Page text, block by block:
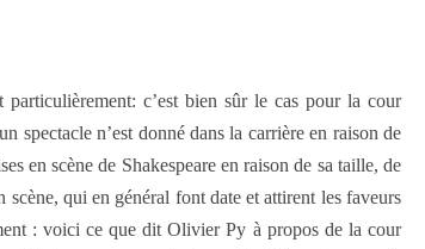
c’est bien sûr le cas pour la cour
spectacle n’est donné dans la carrière en raison de
en scène de Shakespeare en raison de sa taille, de
scène, qui en général font date et attirent les faveurs
: voici ce que dit Olivier Py à propos de la cour